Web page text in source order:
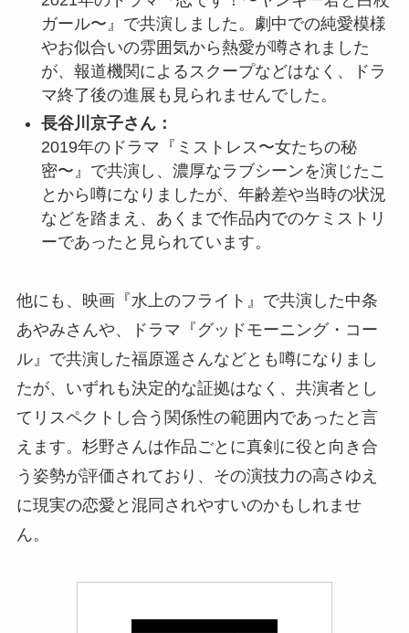
ガール〜』で共演しました。劇中での純愛模様
やお似合いの雰囲気から熱愛が噂されました
が、報道機関によるスクープなどはなく、ドラ
マ終了後の進展も見られませんでした。
長谷川京子さん：
2019年のドラマ『ミストレス〜女たちの秘
密〜』で共演し、濃厚なラブシーンを演じたこ
とから噂になりましたが、年齢差や当時の状況
などを踏まえ、あくまで作品内でのケミストリ
ーであったと見られています。
他にも、映画『水上のフライト』で共演した中条
あやみさんや、ドラマ『グッドモーニング・コー
ル』で共演した福原遥さんなどとも噂になりまし
たが、いずれも決定的な証拠はなく、共演者とし
てリスペクトし合う関係性の範囲内であったと言
えます。杉野さんは作品ごとに真剣に役と向き合
う姿勢が評価されており、その演技力の高さゆえ
に現実の恋愛と混同されやすいのかもしれませ
ん。